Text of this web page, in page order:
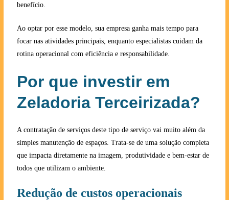
benefício.
Ao optar por esse modelo, sua empresa ganha mais tempo para
focar nas atividades principais, enquanto especialistas cuidam da
rotina operacional com eficiência e responsabilidade.
Por que investir em
Zeladoria Terceirizada?
A contratação de serviços deste tipo de serviço vai muito além da
simples manutenção de espaços. Trata-se de uma solução completa
que impacta diretamente na imagem, produtividade e bem-estar de
todos que utilizam o ambiente.
Redução de custos operacionais